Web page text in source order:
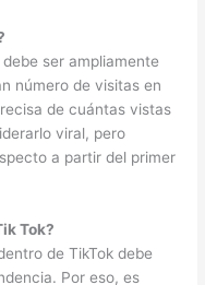
ser ampliamente
número de visitas en
de cuántas vistas
viral, pero
a partir del primer
Tok?
de TikTok debe
Por eso, es